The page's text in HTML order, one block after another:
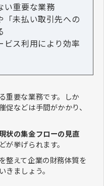
い重要な業務
「未払い取引先への
ビス利用により効率
重要な業務です。しか
促などは手間がかかり、
状の集金フローの見直
が挙げられます。
整えて企業の財務体質を
ましょう。